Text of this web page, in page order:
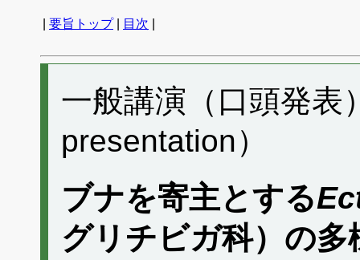
要旨トップ| 目次
一般講演（口頭発
presentation）
ブナを寄主とする
グリチビガ科）の多